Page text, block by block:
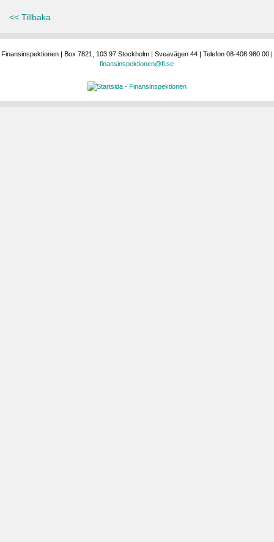
<< Tillbaka
Finansinspektionen | Box 7821, 103 97 Stockholm | Sveavägen 44 | Telefon 08-408 980 00 |
finansinspektionen@fi.se